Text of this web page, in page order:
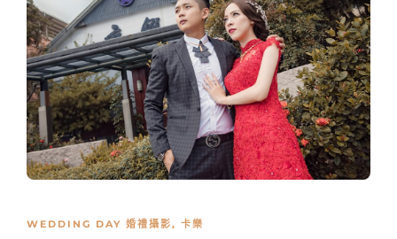
WEDDING DAY 婚禮攝影, 卡樂